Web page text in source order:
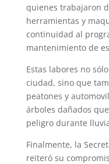
quienes trabajaron
herramientas y
continuidad al
mantenimiento de
Estas labores no
ciudad, sino que
peatones y
árboles dañados
peligro durante
Finalmente, la
reiteró su